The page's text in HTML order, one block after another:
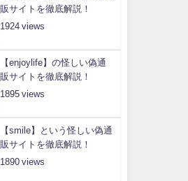
販サイトを徹底解説！
1924
【enjoylife】の怪しい偽通
販サイトを徹底解説！
1895
【smile】という怪しい偽通
販サイトを徹底解説！
1890